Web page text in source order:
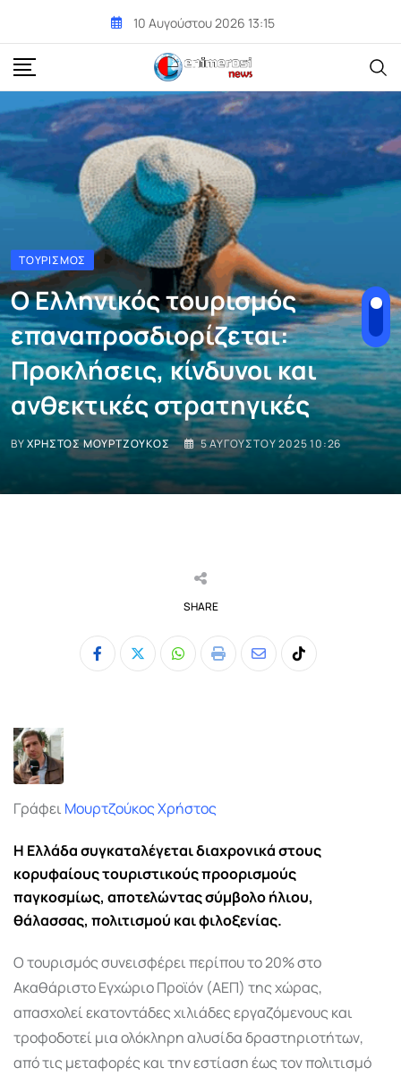
content
10 Αυγούστου 2026 13:15
ΤΟΥΡΙΣΜΌΣ
Ο Ελληνικός τουρισμός
επαναπροσδιορίζεται:
Προκλήσεις, κίνδυνοι και
ανθεκτικές στρατηγικές
BYΧΡΉΣΤΟΣ ΜΟΥΡΤΖΟΎΚΟΣ 5 ΑΥΓΟΎΣΤΟΥ 2025 10:26
SHARE
Whatsapp
Print
ShareTiktok
Γράφει Μουρτζούκος Χρήστος
Η Ελλάδα συγκαταλέγεται διαχρονικά στους
κορυφαίους τουριστικούς προορισμούς
παγκοσμίως, αποτελώντας σύμβολο ήλιου,
θάλασσας, πολιτισμού και φιλοξενίας.
Ο τουρισμός συνεισφέρει περίπου το 20% στο
Ακαθάριστο Εγχώριο Προϊόν (ΑΕΠ) της χώρας,
απασχολεί εκατοντάδες χιλιάδες εργαζόμενους και
τροφοδοτεί μια ολόκληρη αλυσίδα δραστηριοτήτων,
από τις μεταφορές και την εστίαση έως τον πολιτισμό